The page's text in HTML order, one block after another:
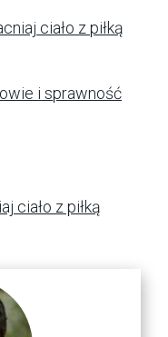
ciało z piłką
i sprawność
ciało z piłką